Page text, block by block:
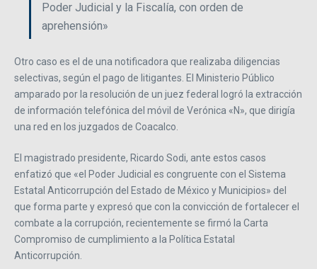
Poder Judicial y la Fiscalía, con orden de
aprehensión»
Otro caso es el de una notificadora que realizaba diligencias
selectivas, según el pago de litigantes. El Ministerio Público
amparado por la resolución de un juez federal logró la extracción
de información telefónica del móvil de Verónica «N», que dirigía
una red en los juzgados de Coacalco.
El magistrado presidente, Ricardo Sodi, ante estos casos
enfatizó que «el Poder Judicial es congruente con el Sistema
Estatal Anticorrupción del Estado de México y Municipios» del
que forma parte y expresó que con la convicción de fortalecer el
combate a la corrupción, recientemente se firmó la Carta
Compromiso de cumplimiento a la Política Estatal
Anticorrupción.